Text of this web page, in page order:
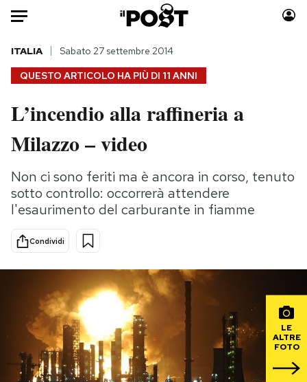
Auto
HOME
Italia
Politica
Tecnologia
Internet
Scienza
Cultura
Economia
Moda
Storie/Idee
Ok Boomer!
Media
Mondiali calcio 2026
PODCAST
QUESTO ARTICOLO HA PIÙ DI 11 ANNI
ITALIA Sabato 27 settembre 2014
L’incendio alla raffineria a
Milazzo – video
Non ci sono feriti ma è ancora in corso, tenuto
sotto controllo: occorrerà attendere
l'esaurimento del carburante in fiamme
Condividi
LE
ALTRE
FOTO